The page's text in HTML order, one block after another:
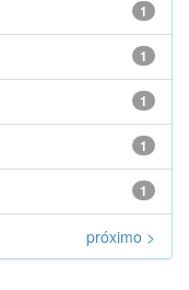
1
1
1
1
1
próximo >